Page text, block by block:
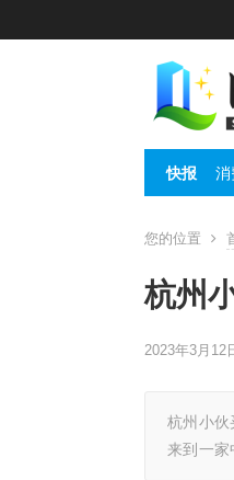
快报 消
您的位置
杭州
2023年3月12
杭州小伙
来到一